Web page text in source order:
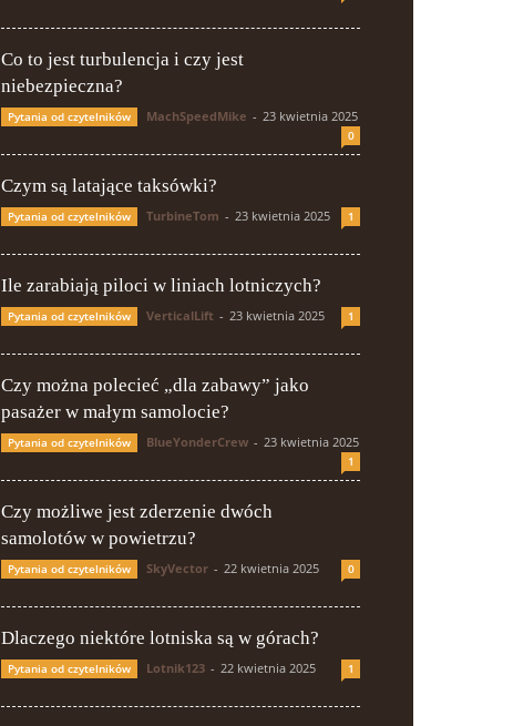
Co to jest turbulencja i czy jest
niebezpieczna?
Pytania od czytelników MachSpeedMike - 23 kwietnia 2025
0
Czym są latające taksówki?
Pytania od czytelników TurbineTom - 23 kwietnia 2025 1
Ile zarabiają piloci w liniach lotniczych?
Pytania od czytelników VerticalLift - 23 kwietnia 2025 1
Czy można polecieć „dla zabawy” jako
pasażer w małym samolocie?
Pytania od czytelników BlueYonderCrew - 23 kwietnia 2025
1
Czy możliwe jest zderzenie dwóch
samolotów w powietrzu?
Pytania od czytelników SkyVector - 22 kwietnia 2025 0
Dlaczego niektóre lotniska są w górach?
Pytania od czytelników Lotnik123 - 22 kwietnia 2025 1